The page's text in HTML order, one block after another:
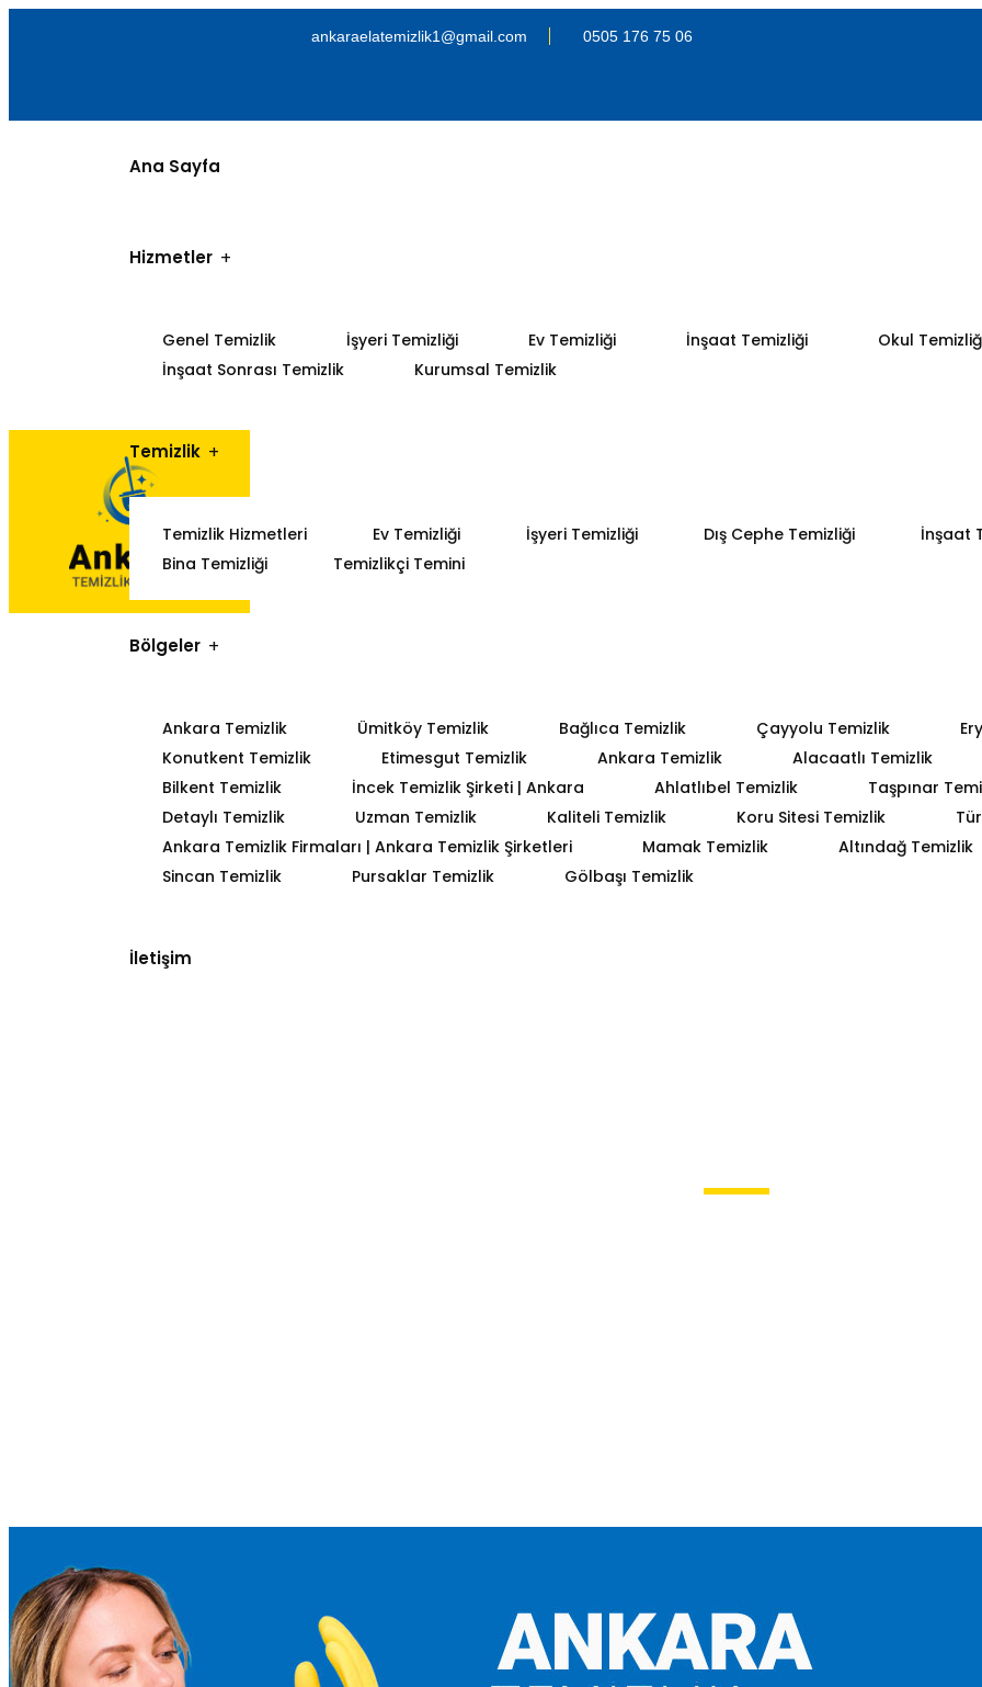
ankaraelatemizlik1@gmail.com 0505 176 75 06
Ana Sayfa
Hizmetler
Genel Temizlik İşyeri Temizliği Ev Temizliği İnşaat Temizliği
Okul
İnşaat Sonrası Temizlik
Kurumsal Temizlik
Temizlik
Temizlik Hizmetleri Ev Temizliği İşyeri Temizliği Dış Cephe Temizliği
İnşaat
Bina Temizliği
Temizlikçi Temini
Bölgeler
Ankara Temizlik Ümitköy Temizlik Bağlıca Temizlik Çayyolu Temizlik
Konutkent Temizlik
Etimesgut Temizlik Ankara Temizlik
Alacaatlı Temizlik
Bilkent Temizlik
İncek Temizlik Şirketi | Ankara Ahlatlıbel Temizlik
Taşpınar
Detaylı Temizlik
Uzman Temizlik Kaliteli Temizlik Koru Sitesi Temizlik
Ankara Temizlik Firmaları | Ankara Temizlik Şirketleri
Mamak Temizlik
Altındağ Temizlik
Sincan Temizlik
Pursaklar Temizlik Gölbaşı Temizlik
İletişim